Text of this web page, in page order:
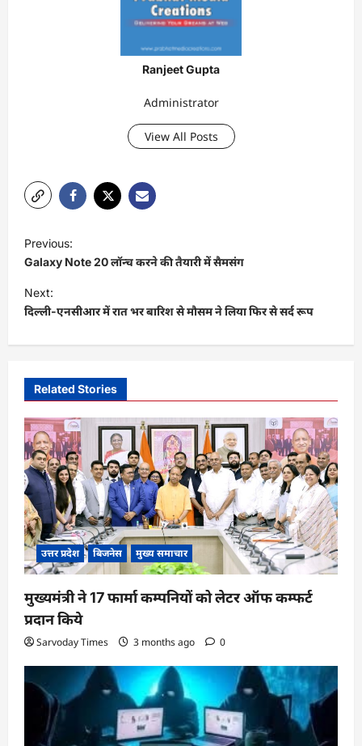
Ranjeet Gupta
Administrator
View All Posts
o
s
t
v
g
a
t
i
o
n
Previous:
Galaxy Note 20 लॉन्च करने की तैयारी में सैमसंग
Next:
दिल्ली-एनसीआर में रात भर बारिश से मौसम ने लिया फिर से सर्द रूप
Related Stories
उत्तर प्रदेश बिजनेस मुख्य समाचार
मुख्यमंत्री ने 17 फार्मा कम्पनियों को लेटर ऑफ कम्फर्ट
प्रदान किये
Sarvoday Times 3 months ago 0